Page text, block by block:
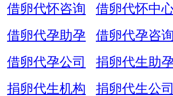
借卵代怀咨询 借卵代怀中
借卵代孕助孕 借卵代孕咨询
借卵代孕公司 捐卵代生助
捐卵代生机构 捐卵代生公司